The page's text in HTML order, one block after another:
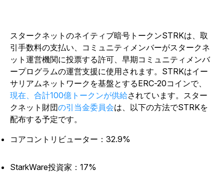
スタークネットのネイティブ暗号トークンSTRKは、取
引手数料の支払い、コミュニティメンバーがスタークネ
ット運営機関に投票する許可、早期コミュニティメンバ
ープログラムの運営支援に使用されます。STRKはイー
サリアムネットワークを基盤とするERC-20コインで、
現在、合計100億トークンが供給されています。スター
クネット財団の引当金委員会は、以下の方法でSTRKを
配布する予定です。
コアコントリビューター：32.9%
StarkWare投資家：17%